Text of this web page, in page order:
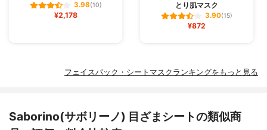
3.98(10)
¥2,178
とり肌マスク
3.90(15)
¥872
フェイスパック・シートマスクランキングをもっと見る
Saborino(サボリーノ) 目ざまシートの類似商